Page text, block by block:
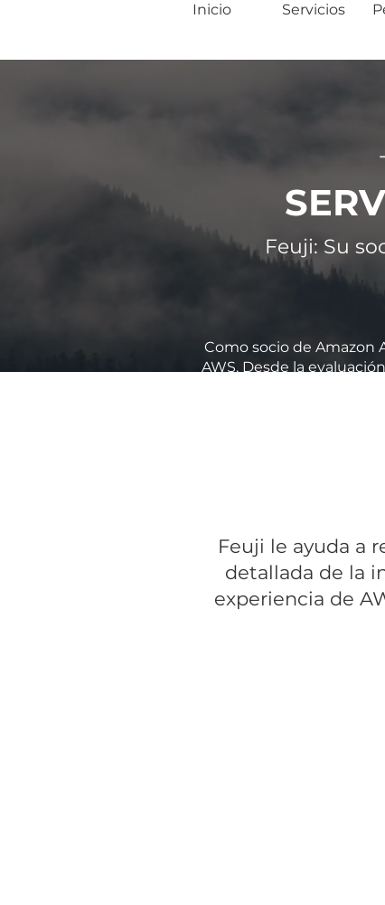
Inicio Servicios
Feuji: Su
Como socio de Amazon
AWS. Desde la
Feuji le ayuda a
detallada de la
experiencia de